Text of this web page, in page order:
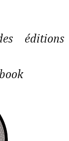
éditions